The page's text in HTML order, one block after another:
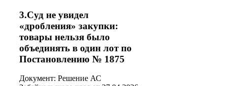
3.Суд не увидел
«дробления» закупки:
товары нельзя было
объединять в один лот по
Постановлению № 1875
Документ: Решение АС